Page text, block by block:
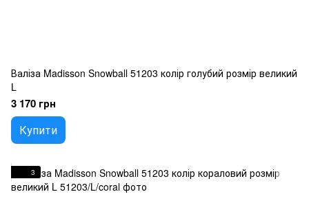
Валіза Madisson Snowball 51203 колір голубий розмір великий
L
3 170 грн
Купити
3